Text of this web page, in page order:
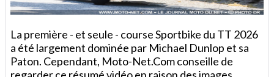
La première - et seule - course Sportbike du TT 2026
a été largement dominée par Michael Dunlop et sa
Paton. Cependant, Moto-Net.Com conseille de